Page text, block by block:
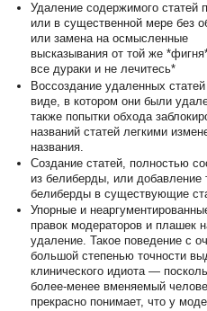
Удаление содержимого статей
или в существенной мере без
или замена на осмысленные
высказывания от той же
все дураки и не лечитесь*
Воссоздание удаленных
виде, в котором они были
также попытки обхода
названий статей легкими
названия.
Создание статей, полностью
из белиберды, или добавление
белиберды в существующие
Упорные и
правок модераторов и плашек
удаление. Такое поведение с
большой степенью точности
клинического идиота —
более-менее вменяемый
прекрасно понимает, что у